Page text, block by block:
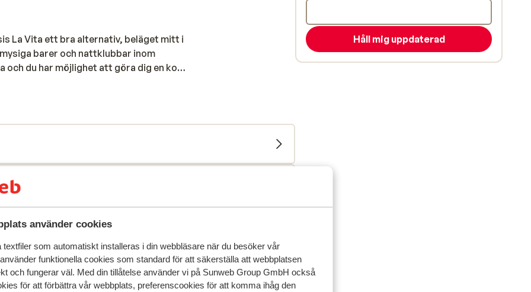
använder cookies
textfiler som automatiskt installeras i din webbläsare när du besöker vår
funktionella cookies som standard för att säkerställa att webbplatsen
och fungerar väl. Med din tillåtelse använder vi på Sunweb Group GmbH också
för att förbättra vår webbplats, preferenscookies för att komma ihåg den
La Vita ett bra alternativ, beläget mitt i
barer och nattklubbar inom
och du har möjlighet att göra dig en kopp
Mitsis-hotell är den perfekta platsen
semesterdagar. Är du en person
som bjuder in till avkoppling på
i restaurangen med utsikt över
stad finns det restauranger för alla
fiskrätter, pizza och pasta. I den nya
turister. Inne i den medeltida
hittar du de bästa fiskrestaurangerna.
i hela Rhodos stad.
Håll mig uppdaterad